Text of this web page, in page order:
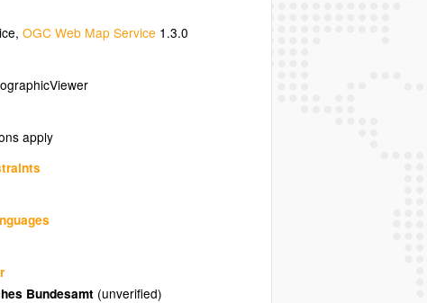
,OGC Web Map Service 1.3.0
apply
Bundesamt (unverified)